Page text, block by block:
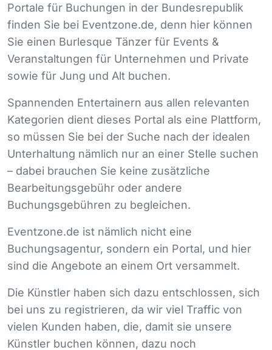
Portale für Buchungen in der Bundesrepublik
finden Sie bei Eventzone.de, denn hier können
Sie einen Burlesque Tänzer für Events &
Veranstaltungen für Unternehmen und Private
sowie für Jung und Alt buchen.
Spannenden Entertainern aus allen relevanten
Kategorien dient dieses Portal als eine Plattform,
so müssen Sie bei der Suche nach der idealen
Unterhaltung nämlich nur an einer Stelle suchen
– dabei brauchen Sie keine zusätzliche
Bearbeitungsgebühr oder andere
Buchungsgebühren zu begleichen.
Eventzone.de ist nämlich nicht eine
Buchungsagentur, sondern ein Portal, und hier
sind die Angebote an einem Ort versammelt.
Die Künstler haben sich dazu entschlossen, sich
bei uns zu registrieren, da wir viel Traffic von
vielen Kunden haben, die, damit sie unsere
Künstler buchen können, dazu noch